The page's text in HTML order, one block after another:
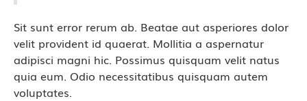
Sit sunt error rerum ab. Beatae aut asperiores dolor
velit provident id quaerat. Mollitia a aspernatur
adipisci magni hic. Possimus quisquam velit natus
quia eum. Odio necessitatibus quisquam autem
voluptates.